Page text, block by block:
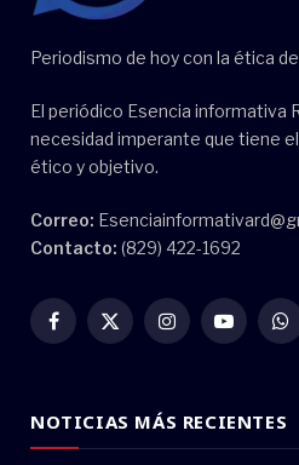
Periodismo de hoy con la ética
El periódico Esencia informativa
necesidad imperante que tiene
ético y objetivo.
Correo:
Contacto: (829) 422-1692
Facebook
X
InstagramYouTube
NOTICIAS MÁS RECIENTES